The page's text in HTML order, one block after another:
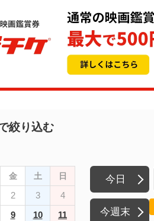
絞り込む
金 土 日
2 3
4
9 10
11
今日
今週末